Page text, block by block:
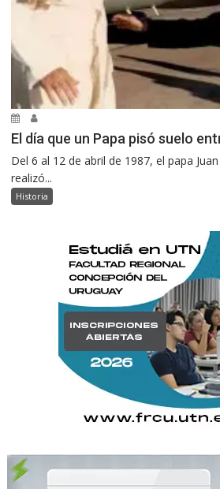
El día que un Papa pisó suelo
Del 6 al 12 de abril de 1987, el papa
realizó...
Historia